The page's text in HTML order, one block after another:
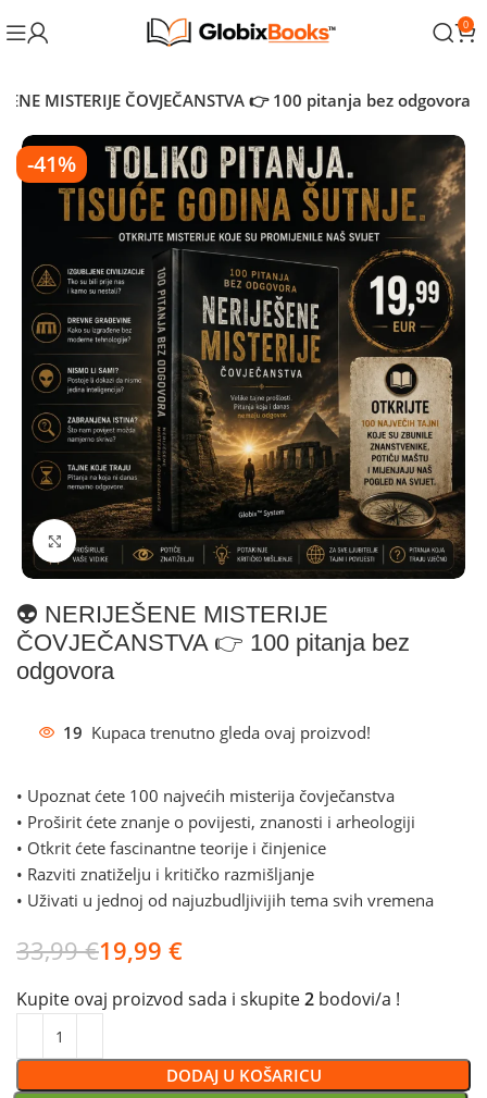
0
MISTERIJE ČOVJEČANSTVA 👉 100 pitanja bez odgovora
-41%
Klikni za povećanje
👽 NERIJEŠENE MISTERIJE
ČOVJEČANSTVA 👉 100 pitanja bez
odgovora
19 Kupaca trenutno gleda ovaj proizvod!
• Upoznat ćete 100 najvećih misterija čovječanstva
• Proširit ćete znanje o povijesti, znanosti i arheologiji
• Otkrit ćete fascinantne teorije i činjenice
• Razviti znatiželju i kritičko razmišljanje
• Uživati u jednoj od najuzbudljivijih tema svih vremena
33,99€19,99 €
Kupite ovaj proizvod sada i skupite2 bodovi/a !
DODAJ U KOŠARICU